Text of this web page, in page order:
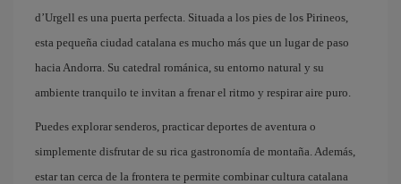
d’Urgell es una puerta perfecta. Situada a los pies de los Pirineos,
esta pequeña ciudad catalana es mucho más que un lugar de paso
hacia Andorra. Su catedral románica, su entorno natural y su
ambiente tranquilo te invitan a frenar el ritmo y respirar aire puro.
Puedes explorar senderos, practicar deportes de aventura o
simplemente disfrutar de su rica gastronomía de montaña. Además,
estar tan cerca de la frontera te permite combinar cultura catalana